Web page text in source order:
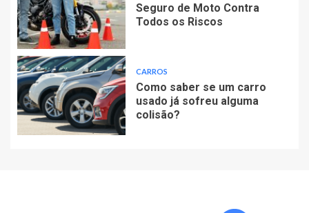
Seguro de Moto Contra
Todos os Riscos
CARROS
Como saber se um carro
usado já sofreu alguma
colisão?